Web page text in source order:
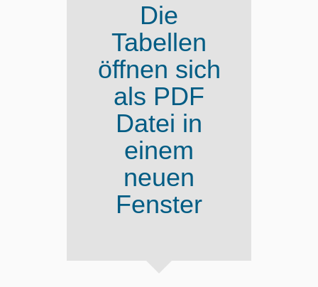
Die
Tabellen
öffnen sich
als PDF
Datei in
einem
neuen
Fenster